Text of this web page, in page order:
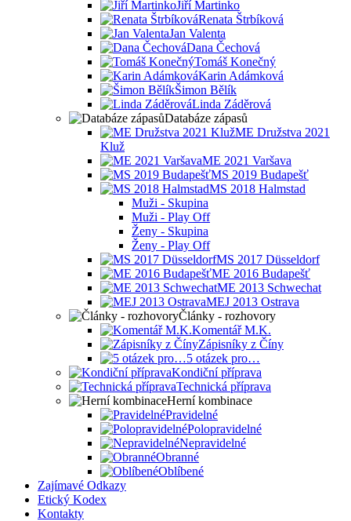
Jiří Martinko
Renata Štrbíková
Jan Valenta
Dana Čechová
Tomáš Konečný
Karin Adámková
Šimon Bělík
Linda Záděrová
Databáze zápasů
ME Družstva 2021
Kluž
ME 2021 Varšava
MS 2019 Budapešť
MS 2018 Halmstad
Muži - Skupina
Muži - Play Off
Ženy - Skupina
Ženy - Play Off
MS 2017 Düsseldorf
ME 2016 Budapešť
ME 2013 Schwechat
MEJ 2013 Ostrava
Články - rozhovory
Komentář M.K.
Zápisníky z Číny
5 otázek pro…
Kondiční příprava
Technická příprava
Herní kombinace
Pravidelné
Polopravidelné
Nepravidelné
Obranné
Oblíbené
Zajímavé Odkazy
Etický Kodex
Kontakty